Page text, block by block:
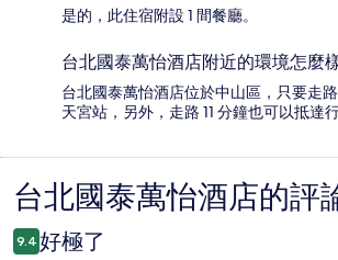
是的，此住宿附設 1 間餐廳。
台北國泰萬怡酒店附近的環境怎麼
台北國泰萬怡酒店位於中山區，只要走
天宮站，另外，走路 11 分鐘也可以抵達行
評
論
台北國泰萬怡酒店的評
9.4 好極了